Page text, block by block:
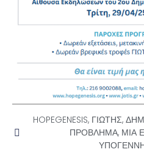
HOPEGENESIS, ΓΙΩΤΗΣ,
ΠΡΟΒΛΗΜΑ, ΜΙΑ